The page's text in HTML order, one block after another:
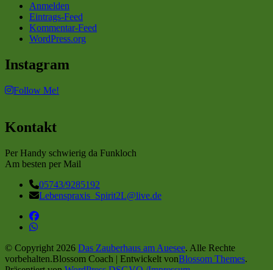
Anmelden
Eintrags-Feed
Kommentar-Feed
WordPress.org
Instagram
Follow Me!
Kontakt
Per Handy schwierig da Funkloch
Am besten per Mail
05743/9285192
Lebenspraxis_Spirit2L@live.de
© Copyright 2026 Das Zauberhaus am Auesee. Alle Rechte
vorbehalten.Blossom Coach | Entwickelt vonBlossom Themes.